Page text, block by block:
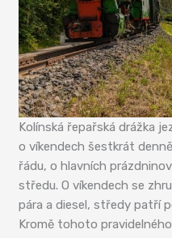
Kolínská řepařská drážka
o víkendech šestkrát
řádu, o hlavních
středu. O víkendech se
pára a diesel, středy patří
Kromě tohoto